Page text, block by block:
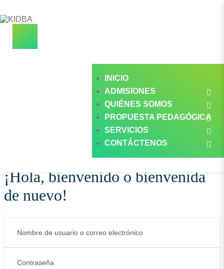
INICIO
ADMISIONES
QUIÉNES SOMOS
PROPUESTA PEDAGÓGICA
SERVICIOS
CONTÁCTENOS
¡Hola, bienvenido o bienvenida
de nuevo!